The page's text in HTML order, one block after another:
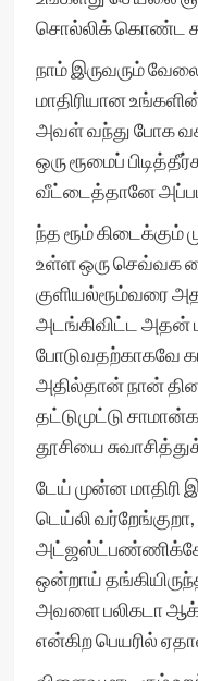
சொல்லிக் கொண்ட
நாம் இருவரும்
மாதிரியான
அவள் வந்து போக
ஒரு ரூமைப்
வீட்டைத்தானே
ந்த ரூம் கிடைக்கும்
உள்ள ஒரு செவ்வக
குளியல்ரூம்வரை
அடங்கிவிட்ட அதன்
போடுவதற்காகவே
அதில்தான் நான்
தட்டுமுட்டு
தூசியை
டேய் முன்ன
டெய்லி
ஒன்றாய்
அவளை பலிகடா
என்கிற பெயரில்